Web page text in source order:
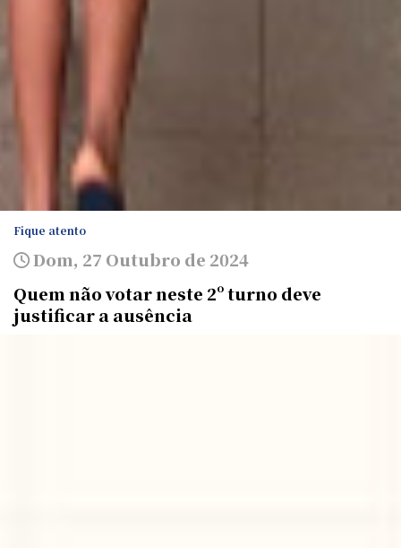
Fique atento
Dom, 27 Outubro de 2024
Quem não votar neste 2º turno deve
justificar a ausência